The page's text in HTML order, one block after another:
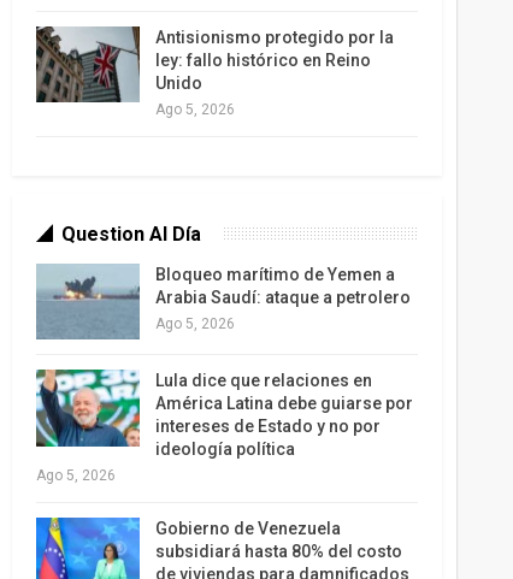
Antisionismo protegido por la
ley: fallo histórico en Reino
Unido
Ago 5, 2026
Question Al Día
Bloqueo marítimo de Yemen a
Arabia Saudí: ataque a petrolero
Ago 5, 2026
Lula dice que relaciones en
América Latina debe guiarse por
intereses de Estado y no por
ideología política
Ago 5, 2026
Gobierno de Venezuela
subsidiará hasta 80% del costo
de viviendas para damnificados